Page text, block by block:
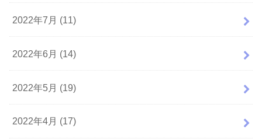
2022年7月 (11)
2022年6月 (14)
2022年5月 (19)
2022年4月 (17)